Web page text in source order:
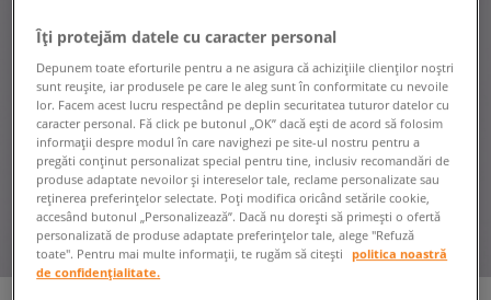
Îți protejăm datele cu caracter personal
Depunem toate eforturile pentru a ne asigura că achizițiile clienților noștri
sunt reușite, iar produsele pe care le aleg sunt în conformitate cu nevoile
lor. Facem acest lucru respectând pe deplin securitatea tuturor datelor cu
caracter personal. Fă click pe butonul „OK” dacă ești de acord să folosim
informații despre modul în care navighezi pe site-ul nostru pentru a
pregăti conținut personalizat special pentru tine, inclusiv recomandări de
produse adaptate nevoilor și intereselor tale, reclame personalizate sau
reținerea preferințelor selectate. Poți modifica oricând setările cookie,
accesând butonul „Personalizează”. Dacă nu dorești să primești o ofertă
personalizată de produse adaptate preferințelor tale, alege "Refuză
toate". Pentru mai multe informații, te rugăm să citești
politica noastră
de confidențialitate.